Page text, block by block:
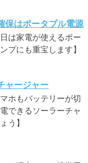
保はポータブル電源
は家電が使えるポー
プにも重宝します】
ャージャー
ホもバッテリーが切
できるソーラーチャ
う】